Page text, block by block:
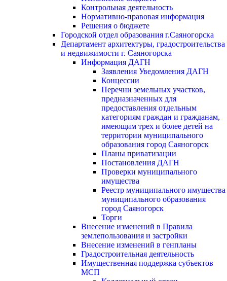
Контрольная деятельность
Нормативно-правовая информация
Решения о бюджете
Городской отдел образования г.Саяногорска
Департамент архитектуры, градостроительства
и недвижимости г. Саяногорска
Информация ДАГН
Заявления Уведомления ДАГН
Концессии
Перечни земельных участков,
предназначенных для
предоставления отдельным
категориям граждан и гражданам,
имеющим трех и более детей на
территории муниципального
образования город Саяногорск
Планы приватизации
Постановления ДАГН
Проверки муниципального
имущества
Реестр муниципального имущества
муниципального образования
город Саяногорск
Торги
Внесение изменений в Правила
землепользования и застройки
Внесение изменений в генпланы
Градостроительная деятельность
Имущественная поддержка субъектов
МСП